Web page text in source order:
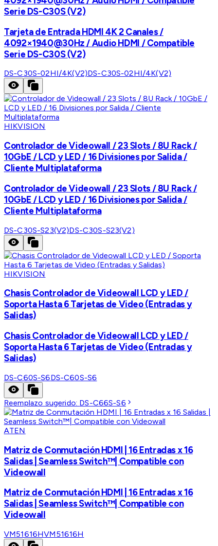
Serie DS-C30S (V2)
Tarjeta de Entrada HDMI 4K 2 Canales /
4092×1940@30Hz / Audio HDMI / Compatible
Serie DS-C30S (V2)
DS-C30S-02HI/4K(V2)DS-C30S-02HI/4K(V2)
HIKVISION
Controlador de Videowall / 23 Slots / 8U Rack /
10GbE / LCD y LED / 16 Divisiones por Salida /
Cliente Multiplataforma
Controlador de Videowall / 23 Slots / 8U Rack /
10GbE / LCD y LED / 16 Divisiones por Salida /
Cliente Multiplataforma
DS-C30S-S23(V2)DS-C30S-S23(V2)
HIKVISION
Chasis Controlador de Videowall LCD y LED /
Soporta Hasta 6 Tarjetas de Video (Entradas y
Salidas)
Chasis Controlador de Videowall LCD y LED /
Soporta Hasta 6 Tarjetas de Video (Entradas y
Salidas)
DS-C60S-S6DS-C60S-S6
Reemplazo sugerido: DS-C66S-S6
ATEN
Matriz de Conmutación HDMI | 16 Entradas x 16
Salidas | Seamless Switch™| Compatible con
Videowall
Matriz de Conmutación HDMI | 16 Entradas x 16
Salidas | Seamless Switch™| Compatible con
Videowall
VM51616HVM51616H